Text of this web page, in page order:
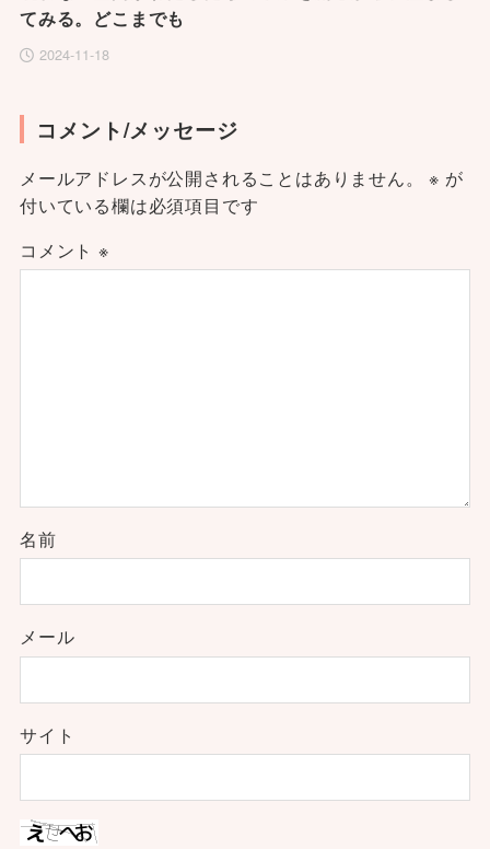
てみる。どこまでも
2024-11-18
コメント/メッセージ
メールアドレスが公開されることはありません。 ※ が
付いている欄は必須項目です
コメント ※
名前
メール
サイト